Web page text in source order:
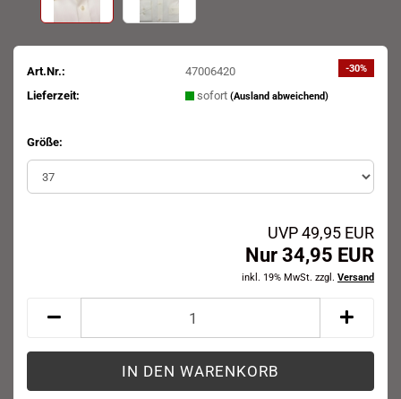
-30%
Art.Nr.:
47006420
Lieferzeit:
sofort (Ausland abweichend)
Größe:
UVP 49,95 EUR
Nur 34,95 EUR
inkl. 19% MwSt. zzgl. Versand